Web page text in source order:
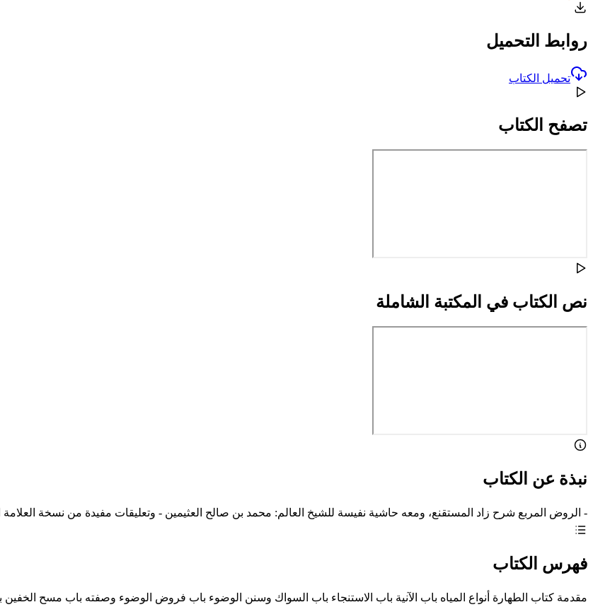
روابط التحميل
تحميل الكتاب
تصفح الكتاب
نص الكتاب في المكتبة الشاملة
نبذة عن الكتاب
- الروض المربع شرح زاد المستقنع، ومعه حاشية نفيسة للشيخ العالم: محمد بن صالح العثيمين - وتعليقات مفيدة من نسخة
فهرس الكتاب
مقدمة كتاب الطهارة أنواع المياه باب الآنية باب الاستنجاء باب السواك وسنن الوضوء باب فروض الوضوء وصفته باب مسح